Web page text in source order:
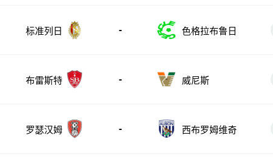
标准列日 - 色格拉布鲁日
布雷斯特 - 威尼斯
罗瑟汉姆 - 西布罗姆维奇